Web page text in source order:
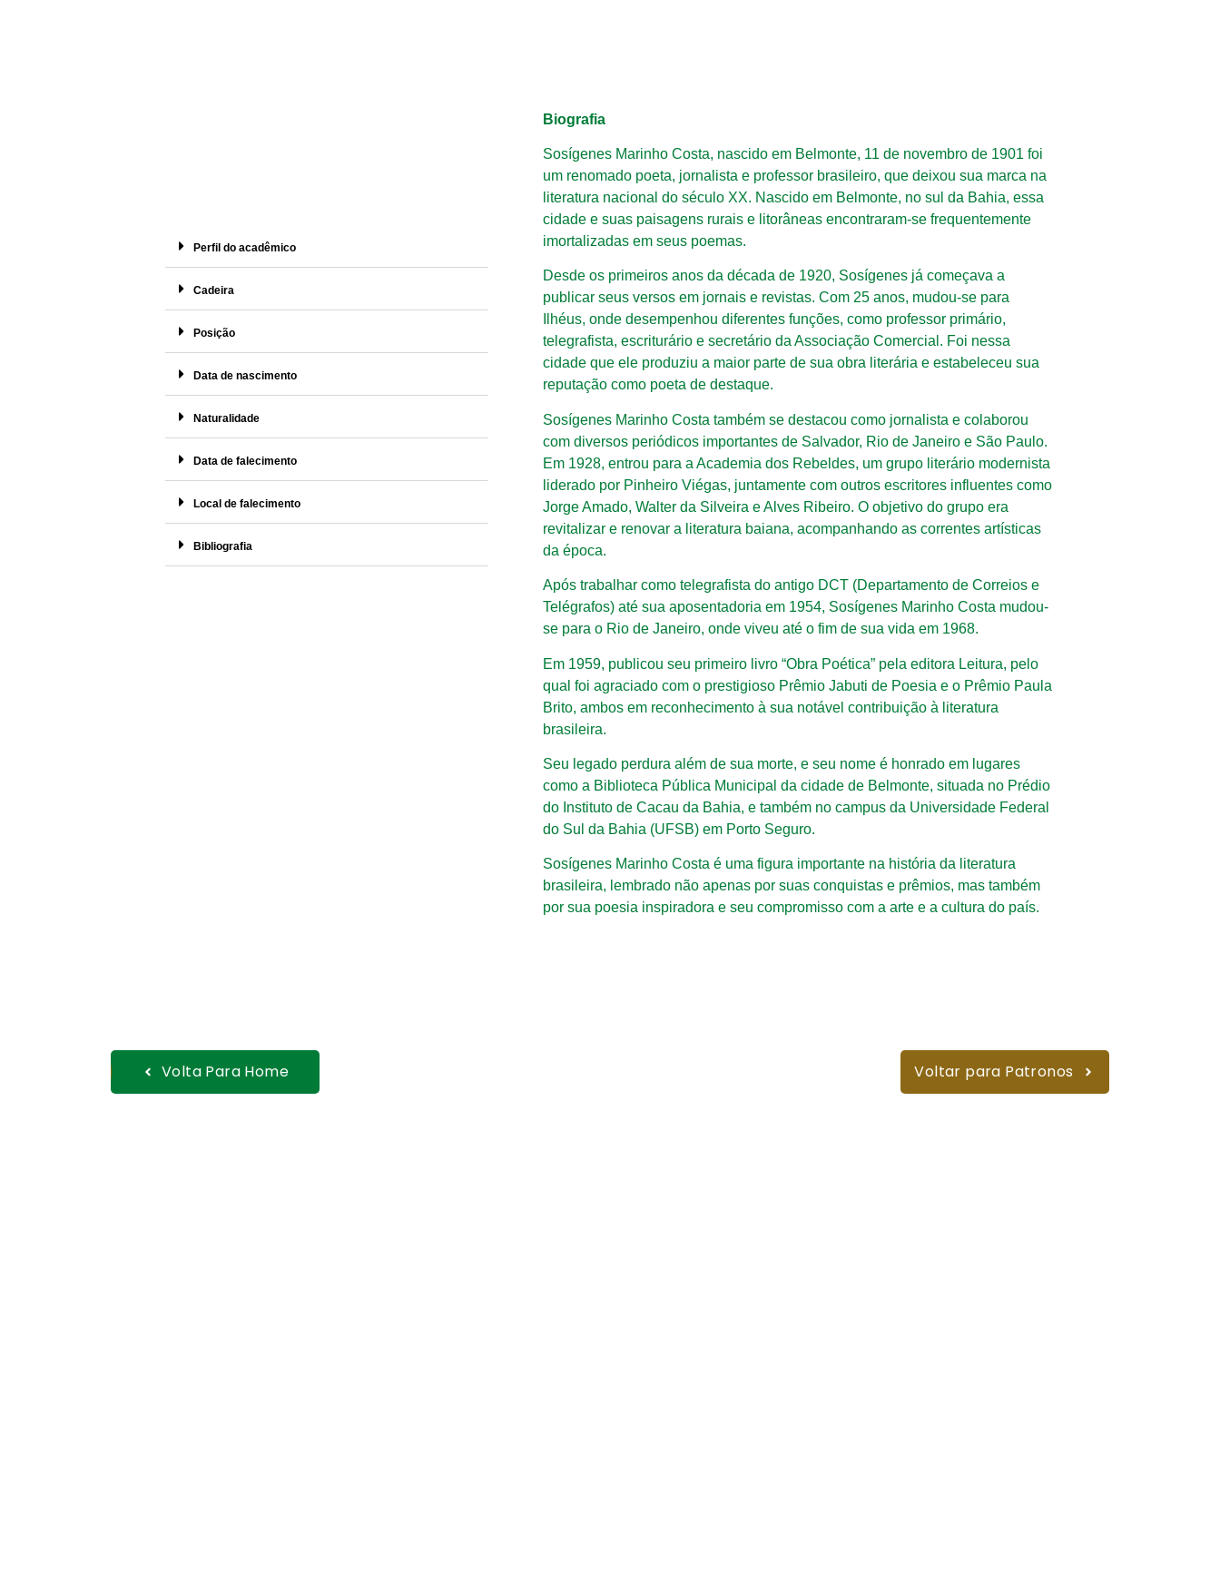
Perfil do acadêmico
Cadeira
Posição
Data de nascimento
Naturalidade
Data de falecimento
Local de falecimento
Bibliografia
Biografia
Sosígenes Marinho Costa, nascido em Belmonte, 11 de novembro de 1901 foi
um renomado poeta, jornalista e professor brasileiro, que deixou sua marca na
literatura nacional do século XX. Nascido em Belmonte, no sul da Bahia, essa
cidade e suas paisagens rurais e litorâneas encontraram-se frequentemente
imortalizadas em seus poemas.
Desde os primeiros anos da década de 1920, Sosígenes já começava a
publicar seus versos em jornais e revistas. Com 25 anos, mudou-se para
Ilhéus, onde desempenhou diferentes funções, como professor primário,
telegrafista, escriturário e secretário da Associação Comercial. Foi nessa
cidade que ele produziu a maior parte de sua obra literária e estabeleceu sua
reputação como poeta de destaque.
Sosígenes Marinho Costa também se destacou como jornalista e colaborou
com diversos periódicos importantes de Salvador, Rio de Janeiro e São Paulo.
Em 1928, entrou para a Academia dos Rebeldes, um grupo literário modernista
liderado por Pinheiro Viégas, juntamente com outros escritores influentes como
Jorge Amado, Walter da Silveira e Alves Ribeiro. O objetivo do grupo era
revitalizar e renovar a literatura baiana, acompanhando as correntes artísticas
da época.
Após trabalhar como telegrafista do antigo DCT (Departamento de Correios e
Telégrafos) até sua aposentadoria em 1954, Sosígenes Marinho Costa mudou-
se para o Rio de Janeiro, onde viveu até o fim de sua vida em 1968.
Em 1959, publicou seu primeiro livro “Obra Poética” pela editora Leitura, pelo
qual foi agraciado com o prestigioso Prêmio Jabuti de Poesia e o Prêmio Paula
Brito, ambos em reconhecimento à sua notável contribuição à literatura
brasileira.
Seu legado perdura além de sua morte, e seu nome é honrado em lugares
como a Biblioteca Pública Municipal da cidade de Belmonte, situada no Prédio
do Instituto de Cacau da Bahia, e também no campus da Universidade Federal
do Sul da Bahia (UFSB) em Porto Seguro.
Sosígenes Marinho Costa é uma figura importante na história da literatura
brasileira, lembrado não apenas por suas conquistas e prêmios, mas também
por sua poesia inspiradora e seu compromisso com a arte e a cultura do país.
Volta Para Home Voltar para Patronos